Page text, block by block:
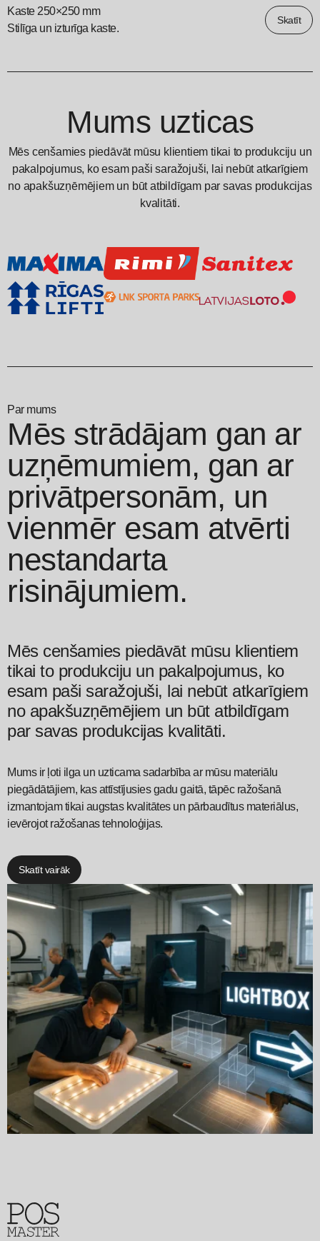
Kaste 250×250 mm
Stilīga un izturīga kaste.
Skatīt
Mums uzticas
Mēs cenšamies piedāvāt mūsu klientiem tikai to produkciju un
pakalpojumus, ko esam paši saražojuši, lai nebūt atkarīgiem
no apakšuzņēmējiem un būt atbildīgam par savas produkcijas
kvalitāti.
Par mums
Mēs strādājam gan ar
uzņēmumiem, gan ar
privātpersonām, un
vienmēr esam atvērti
nestandarta
risinājumiem.
Mēs cenšamies piedāvāt mūsu klientiem
tikai to produkciju un pakalpojumus, ko
esam paši saražojuši, lai nebūt atkarīgiem
no apakšuzņēmējiem un būt atbildīgam
par savas produkcijas kvalitāti.
Mums ir ļoti ilga un uzticama sadarbība ar mūsu materiālu
piegādātājiem, kas attīstījusies gadu gaitā, tāpēc ražošanā
izmantojam tikai augstas kvalitātes un pārbaudītus materiālus,
ievērojot ražošanas tehnoloģijas.
Skatīt vairāk